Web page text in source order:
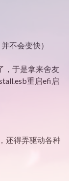
不会变快）
，于是拿来舍友
重启efi启
还得弄驱动各种